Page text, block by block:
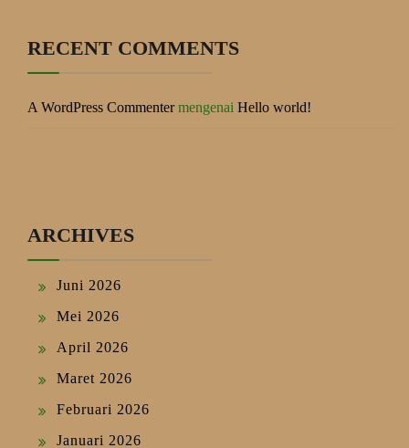
RECENT COMMENTS
A WordPress Commentermengenai Hello world!
ARCHIVES
Juni 2026
Mei 2026
April 2026
Maret 2026
Februari 2026
Januari 2026